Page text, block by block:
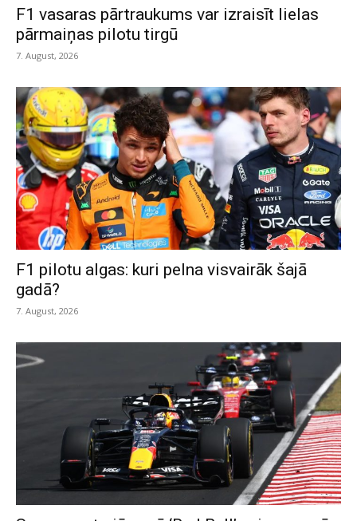
F1 vasaras pārtraukums var izraisīt lielas
pārmaiņas pilotu tirgū
7. August, 2026
F1 pilotu algas: kuri pelna visvairāk šajā
gadā?
7. August, 2026